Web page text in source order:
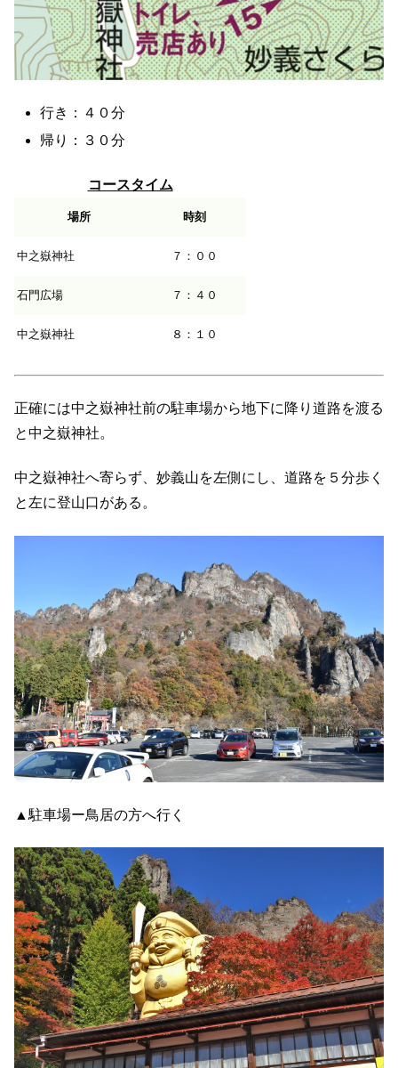
行き：４０分
帰り：３０分
コースタイム
場所 時刻
中之嶽神社 ７：００
石門広場 ７：４０
中之嶽神社 ８：１０
正確には中之嶽神社前の駐車場から地下に降り道路を渡る
と中之嶽神社。
中之嶽神社へ寄らず、妙義山を左側にし、道路を５分歩く
と左に登山口がある。
▲駐車場ー鳥居の方へ行く